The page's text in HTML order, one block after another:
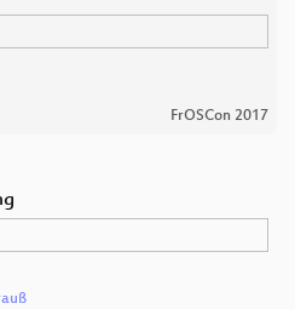
FrOSCon 2017